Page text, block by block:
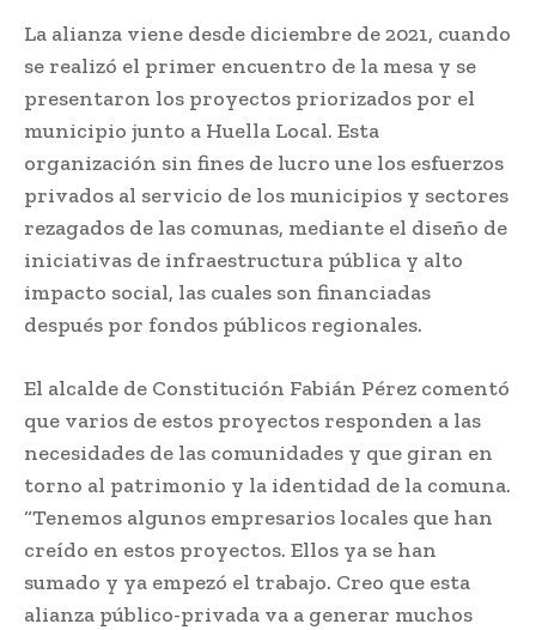
La alianza viene desde diciembre de 2021, cuando
se realizó el primer encuentro de la mesa y se
presentaron los proyectos priorizados por el
municipio junto a Huella Local. Esta
organización sin fines de lucro une los esfuerzos
privados al servicio de los municipios y sectores
rezagados de las comunas, mediante el diseño de
iniciativas de infraestructura pública y alto
impacto social, las cuales son financiadas
después por fondos públicos regionales.
El alcalde de Constitución Fabián Pérez comentó
que varios de estos proyectos responden a las
necesidades de las comunidades y que giran en
torno al patrimonio y la identidad de la comuna.
“Tenemos algunos empresarios locales que han
creído en estos proyectos. Ellos ya se han
sumado y ya empezó el trabajo. Creo que esta
alianza público-privada va a generar muchos